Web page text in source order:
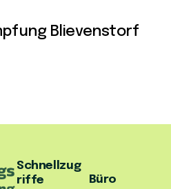
Blievenstorf
Schnellzug
riffe
Büro